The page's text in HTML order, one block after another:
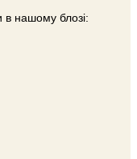
в нашому блозі: